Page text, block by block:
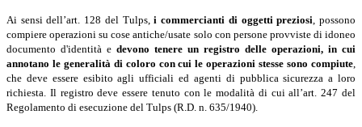
Ai sensi dell’art. 128 del Tulps,i commercianti di oggetti preziosi , possono
compiere operazioni su cose antiche/usate solo con persone provviste di idoneo
documento d'identità e devono tenere un registro delle operazioni, in cui
annotano le generalità di coloro con cui le operazioni stesse sono compiute
che deve essere esibito agli ufficiali ed agenti di pubblica sicurezza a loro
richiesta. Il registro deve essere tenuto con le modalità di cui all’art. 247 del
Regolamento di esecuzione del Tulps (R.D. n. 635/1940).